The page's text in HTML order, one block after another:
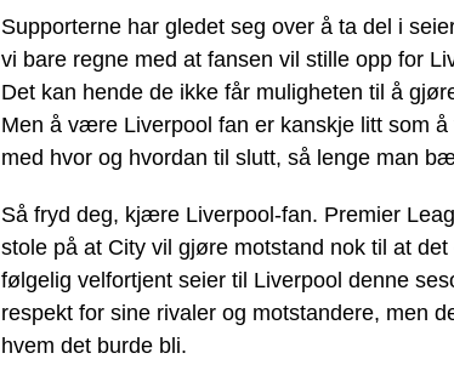
Supporterne har gledet seg over å ta del i
vi bare regne med at fansen vil stille opp for
Det kan hende de ikke får muligheten til å
Men å være Liverpool fan er kanskje litt som
med hvor og hvordan til slutt, så lenge man
Så fryd deg, kjære Liverpool-fan. Premier
stole på at City vil gjøre motstand nok til at
følgelig velfortjent seier til Liverpool denne
respekt for sine rivaler og motstandere, men
hvem det burde bli.